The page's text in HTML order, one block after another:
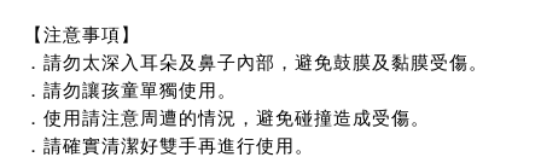
【注意事項】
．請勿太深入耳朵及鼻子內部，避免鼓膜及黏膜受傷。
．請勿讓孩童單獨使用。
．使用請注意周遭的情況，避免碰撞造成受傷。
．請確實清潔好雙手再進行使用。